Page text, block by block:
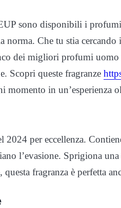
sono disponibili i
norma. Che tu stia
dei migliori profumi
Scopri queste fragranze
momento in un’esperienza
per eccellenza.
l’evasione. Sprigiona
fragranza è perfetta